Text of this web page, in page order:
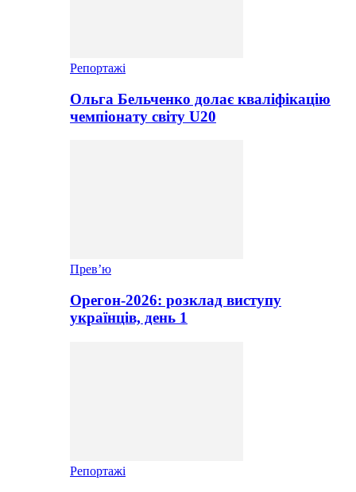
Репортажі
Ольга Бельченко долає кваліфікацію
чемпіонату світу U20
Прев’ю
Орегон-2026: розклад виступу
українців, день 1
Репортажі